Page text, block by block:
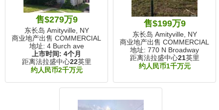
售$279万9
东长岛 Amityville, NY
商业地产出售 COMMERCIAL
地址: 4 Burch ave
上市时间: 4个月
距离法拉盛中心22英里
约人民币2千万元
售$199万9
东长岛 Amityville, NY
商业地产出售 COMMERCIAL
地址: 770 N Broadway
距离法拉盛中心21英里
约人民币1千万元